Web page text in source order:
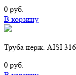
0 руб.
В корзину
Труба нерж. AISI
0 руб.